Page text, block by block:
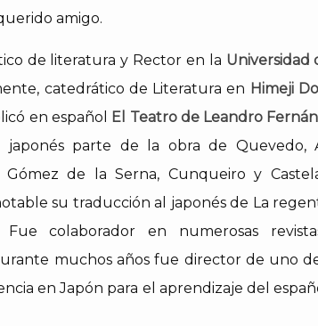
amigo.
de literatura y Rector en la Universidad
catedrático de Literatura en Himeji
en español El Teatro de Leandro
parte de la obra de Quevedo,
Gómez de la Serna, Cunqueiro y
su traducción al japonés de La
Fue colaborador en numerosas
muchos años fue director de uno
en Japón para el aprendizaje del